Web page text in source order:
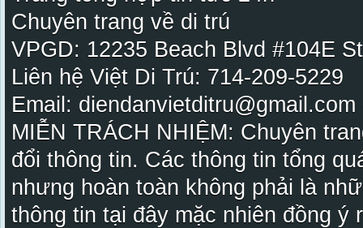
Chuyên trang về di trú
VPGD: 12235 Beach Blvd #104E
Liên hệ Việt Di Trú: 714-209-5229
Email:
MIỄN TRÁCH NHIỆM: Chuyên
đổi thông tin. Các thông tin tổng
nhưng hoàn toàn không phải là
thông tin tại đây mặc nhiên đồng ý